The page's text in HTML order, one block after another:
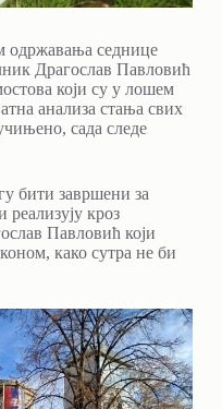
одржавања седнице
Драгослав Павловић
који су у лошем
анализа стања свих
сада следе
бити завршени за
реализују кроз
Павловић који
како сутра не би